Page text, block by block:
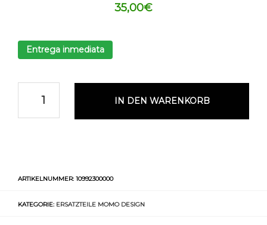
35,00€
Entrega inmediata
IN DEN WARENKORB
ARTIKELNUMMER: 10992300000
KATEGORIE: ERSATZTEILE MOMO DESIGN